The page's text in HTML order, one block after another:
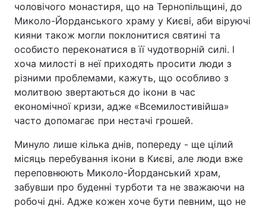
чоловічого монастиря, що на Тернопільщині, до
Миколо-Йорданського храму у Києві, аби віруючі
кияни також могли поклонитися святині та
особисто переконатися в її чудотворній силі. І
хоча милості в неї приходять просити люди з
різними проблемами, кажуть, що особливо з
молитвою звертаються до ікони в час
економічної кризи, адже «Всемилостивійша»
часто допомагає при нестачі грошей.
Минуло лише кілька днів, попереду - ще цілий
місяць перебування ікони в Києві, але люди вже
переповнюють Миколо-Йорданський храм,
забувши про буденні турботи та не зважаючи на
робочі дні. Адже кожен хоче бути певним, що не